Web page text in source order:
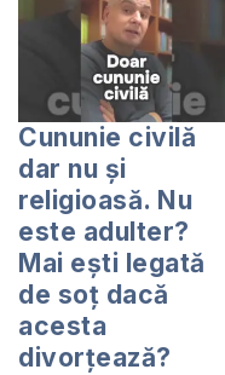
Cununie civilă
dar nu şi
religioasă. Nu
este adulter?
Mai ești legată
de soț dacă
acesta
divorțează?